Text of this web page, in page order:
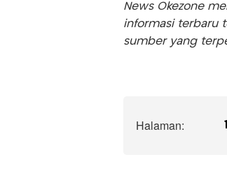
News Okezone
informasi terbaru
sumber yang
Halaman: 1